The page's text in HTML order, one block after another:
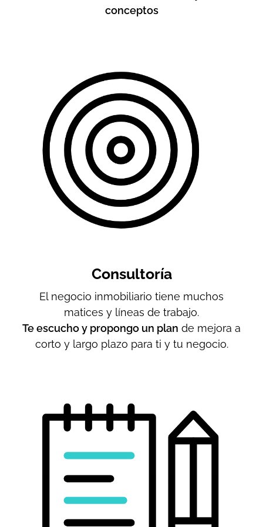
conceptos
Consultoría
El negocio inmobiliario tiene muchos
matices y líneas de trabajo.
Te escucho y propongo un plan de mejora a
corto y largo plazo para ti y tu negocio.